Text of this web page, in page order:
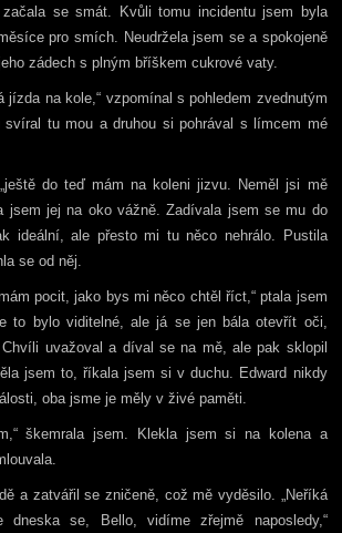
se smát. Kvůli tomu incidentu jsem byla
pro smích. Neudržela jsem se a spokojeně
zádech s plným bříškem cukrové vaty.
jízda na kole,“ vzpomínal s pohledem zvednutým
svíral tu mou a druhou si pohrával s límcem mé
do teď mám na koleni jizvu. Neměl jsi mě
jsem jej na oko vážně. Zadívala jsem se mu do
ideální, ale přesto mi tu něco nehrálo. Pustila
se od něj.
pocit, jako bys mi něco chtěl říct,“ ptala jsem
to bylo viditelné, ale já se jen bála otevřít oči,
uvažoval a díval se na mě, ale pak sklopil
jsem to, říkala jsem si v duchu. Edward nikdy
oba jsme je měly v živé paměti.
škemrala jsem. Klekla jsem si na kolena a
a zatvářil se zničeně, což mě vyděsilo. „Neříká
se, Bello, vidíme zřejmě naposledy,“